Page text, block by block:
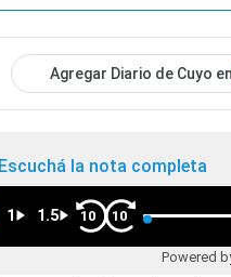
Agregar Diario de Cuyo en
Escuchá la nota completa
1 1.5 10 10
Powered